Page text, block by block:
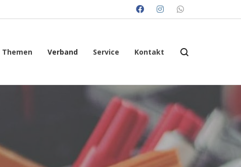
Themen Verband Service Kontakt